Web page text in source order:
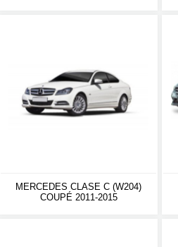
MERCEDES CLASE C (W204)
COUPÉ 2011-2015